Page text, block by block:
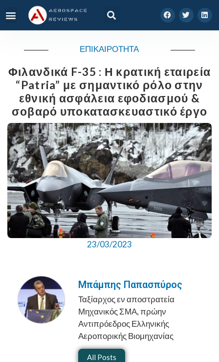
ΕΠΙΚΑΙΡΟΤΗΤΑ
Φιλανδικά F-35 : Η κρατική εταιρεία
“Patria” με σημαντικό ρόλο στην
εθνική ασφάλεια εφοδιασμού &
σοβαρό υποκατασκευαστικό έργο
23/03/2023
Μπάμπης Παπασπύρος
Ταξίαρχος εν αποστρατεία
Μηχανικός ΣΜΑ, πρώην
Αντιπρόεδρος Ελληνικής
Αεροπορικής Βιομηχανίας
All Posts